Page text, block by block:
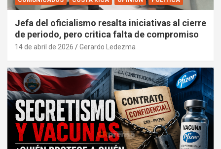
Jefa del oficialismo resalta iniciativas al cierre
de periodo, pero critica falta de compromiso
14 de abril de 2026 Gerardo Ledezma